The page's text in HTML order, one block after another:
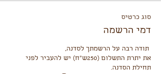
סוג כרטיס
דמי הרשמה